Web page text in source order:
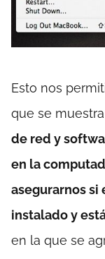
Esto nos
que se
de red y
en la
asegurarnos si
instalado y
en la que se